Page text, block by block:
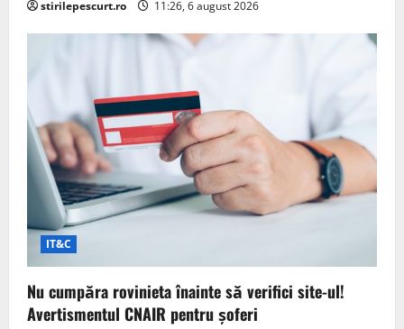
stirilepescurt.ro 11:26, 6 august 2026
IT&C
Nu cumpăra rovinieta înainte să verifici site-ul!
Avertismentul CNAIR pentru șoferi